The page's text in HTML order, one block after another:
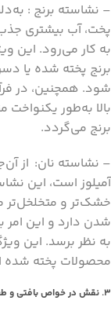
– نشاسته برنج :
پخت، آب بیشتری
به کار می‌رود. این
برنج پخته شده یا
شود. همچنین، در
بالا به‌طور
برنج می‌گردد.
– نشاسته نان: از
آمیلوز است، این
خشک‌تر و متخلخل‌تر
شدن دارد و این
به نظر برسد. این
محصولات پخته شده
3. نقش در خواص بافتی و طعمی